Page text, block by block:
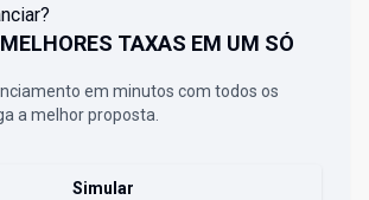
TAXAS EM UM SÓ
em minutos com todos os
a melhor proposta.
Simular